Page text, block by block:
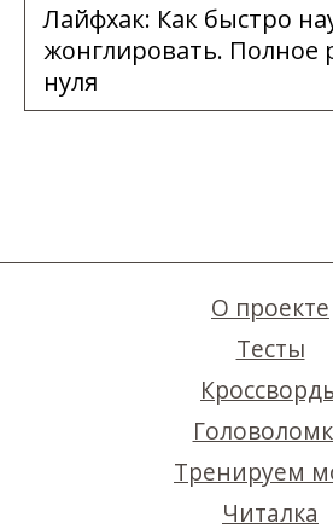
Лайфхак: Как быстро
жонглировать. Полное
нуля
О проекте
Тесты
Тренируем
Читалка